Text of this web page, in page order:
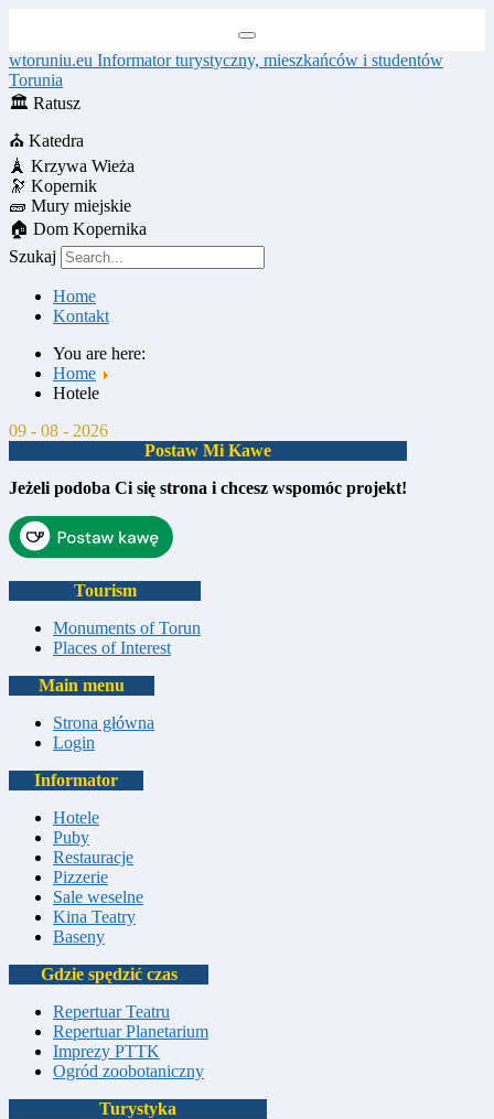
wtoruniu.eu Informator turystyczny, mieszkańców i studentów
Torunia
🏛 Ratusz
⛪ Katedra
🗼 Krzywa Wieża
🔭 Kopernik
🧱 Mury miejskie
🏠 Dom Kopernika
Szukaj
Home
Kontakt
You are here:
Home
Hotele
09 - 08 - 2026
Postaw Mi Kawe
Jeżeli podoba Ci się strona i chcesz wspomóc projekt!
Tourism
Monuments of Torun
Places of Interest
Main menu
Strona główna
Login
Informator
Hotele
Puby
Restauracje
Pizzerie
Sale weselne
Kina Teatry
Baseny
Gdzie spędzić czas
Repertuar Teatru
Repertuar Planetarium
Imprezy PTTK
Ogród zoobotaniczny
Turystyka